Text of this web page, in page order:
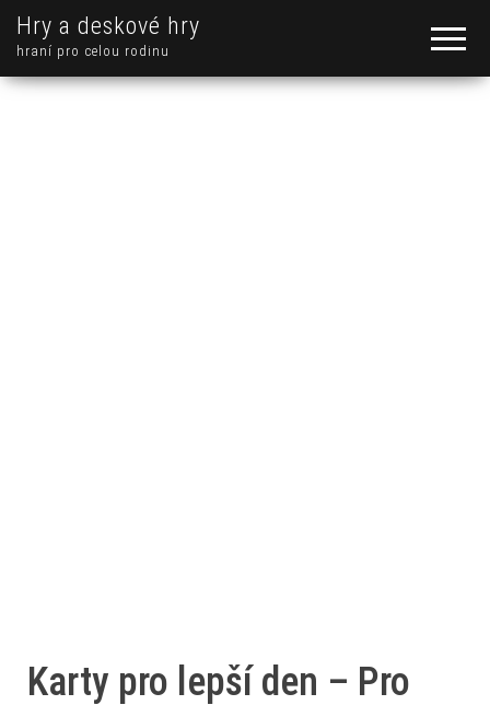
Hry a deskové hry
hraní pro celou rodinu
Karty pro lepší den – Pro